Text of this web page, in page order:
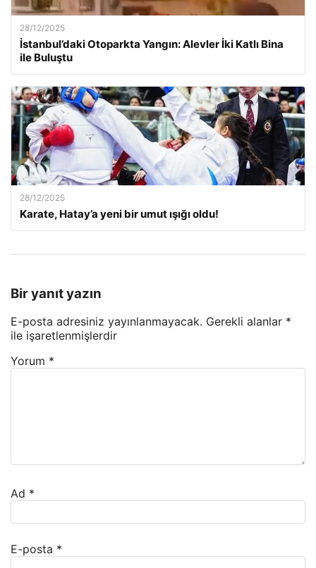
28/12/2025
İstanbul’daki Otoparkta Yangın: Alevler İki Katlı Bina
ile Buluştu
28/12/2025
Karate, Hatay’a yeni bir umut ışığı oldu!
Bir yanıt yazın
E-posta adresiniz yayınlanmayacak. Gerekli alanlar *
ile işaretlenmişlerdir
Yorum *
Ad *
E-posta *